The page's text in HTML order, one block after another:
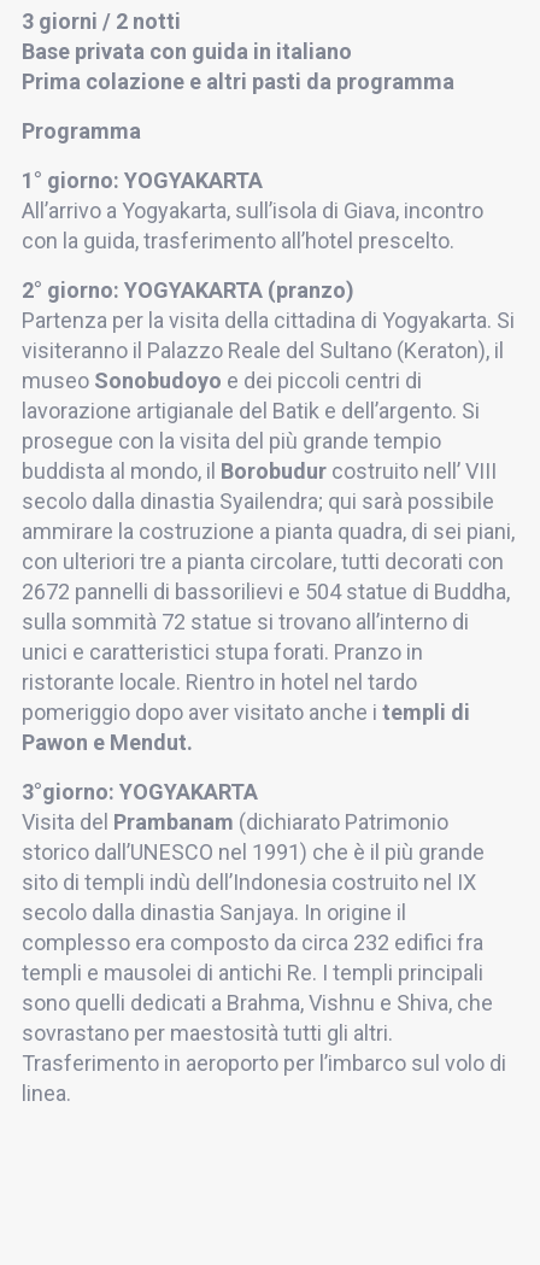
3 giorni / 2 notti
Base privata con guida in italiano
Prima colazione e altri pasti da programma
Programma
1° giorno: YOGYAKARTA
All’arrivo a Yogyakarta, sull’isola di Giava, incontro
con la guida, trasferimento all’hotel prescelto.
2° giorno: YOGYAKARTA (pranzo)
Partenza per la visita della cittadina di Yogyakarta. Si
visiteranno il Palazzo Reale del Sultano (Keraton), il
museo Sonobudoyo e dei piccoli centri di
lavorazione artigianale del Batik e dell’argento. Si
prosegue con la visita del più grande tempio
buddista al mondo, il Borobudurcostruito nell’ VIII
secolo dalla dinastia Syailendra; qui sarà possibile
ammirare la costruzione a pianta quadra, di sei piani,
con ulteriori tre a pianta circolare, tutti decorati con
2672 pannelli di bassorilievi e 504 statue di Buddha,
sulla sommità 72 statue si trovano all’interno di
unici e caratteristici stupa forati. Pranzo in
ristorante locale. Rientro in hotel nel tardo
pomeriggio dopo aver visitato anche i templi di
Pawon e Mendut.
3°giorno: YOGYAKARTA
Visita del Prambanam (dichiarato Patrimonio
storico dall’UNESCO nel 1991) che è il più grande
sito di templi indù dell’Indonesia costruito nel IX
secolo dalla dinastia Sanjaya. In origine il
complesso era composto da circa 232 edifici fra
templi e mausolei di antichi Re. I templi principali
sono quelli dedicati a Brahma, Vishnu e Shiva, che
sovrastano per maestosità tutti gli altri.
Trasferimento in aeroporto per l’imbarco sul volo di
linea.